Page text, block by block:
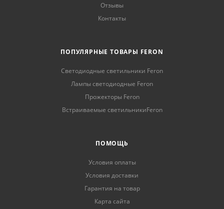
Отзывы
Контакты
ПОПУЛЯРНЫЕ ТОВАРЫ FERON
Светодиодные светильники Feron
Лампы светодиодные Feron
Прожекторы Feron
Встраиваемые светильникиFeron
ПОМОЩЬ
Условия оплаты
Условия доставки
Гарантия на товар
Карта сайта